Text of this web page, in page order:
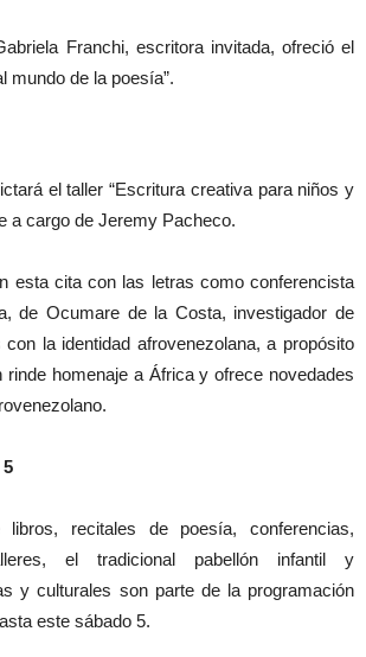
Franchi, escritora invitada, ofreció el
mundo de la poesía”.
el taller “Escritura creativa para niños y
a cargo de Jeremy Pacheco.
esta cita con las letras como conferencista
de Ocumare de la Costa, investigador de
la identidad afrovenezolana, a propósito
rinde homenaje a África y ofrece novedades
libros, recitales de poesía, conferencias,
el tradicional pabellón infantil y
y culturales son parte de la programación
este sábado 5.